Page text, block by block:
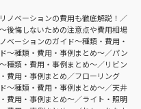
ノベーションの費用も徹底解説！
後悔しないための注意点や費用相場
ベーションのガイド〜種類・費用・
〜種類・費用・事例まとめ〜
パン
種類・費用・事例まとめ〜
リビン
費用・事例まとめ
フローリング
〜種類・費用・事例まとめ〜
天井
費用・事例まとめ〜
ライト・照明